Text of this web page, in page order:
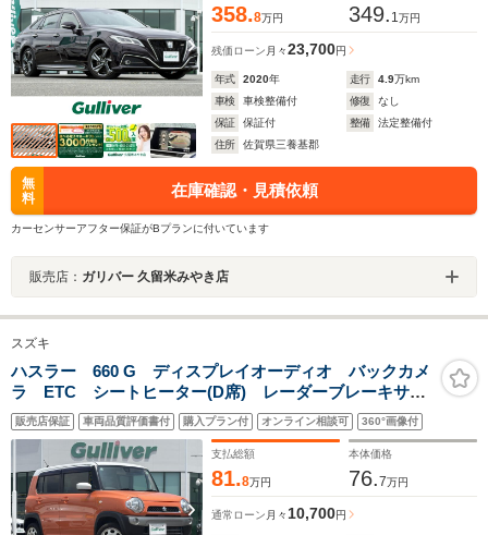
358.8万円 349. 1万円
残価ローン 月々23,700円
年式 2020年 走行 4.9万km
車検
車検整備付 修復
なし
保証
保証付 整備
法定整備付
住所
佐賀県三養基郡
無
料
在庫確認・見積依頼
カーセンサーアフター保証がBプランに付いています
販売店： ガリバー 久留米みやき店
スズキ
ハスラー 660 G ディスプレイオーディオ バックカメ
ラ ETC シートヒーター(D席) レーダーブレーキサポ
ート 横滑り防止装置 スマートキー プッシュスター
ト アイドリングストップ フロアマット
販売店保証 車両品質評価書付 購入プラン付 オンライン相談可 360°画像付
支払総額
81.8万円
本体価格
76.7万円
通常ローン 月々 10,700円